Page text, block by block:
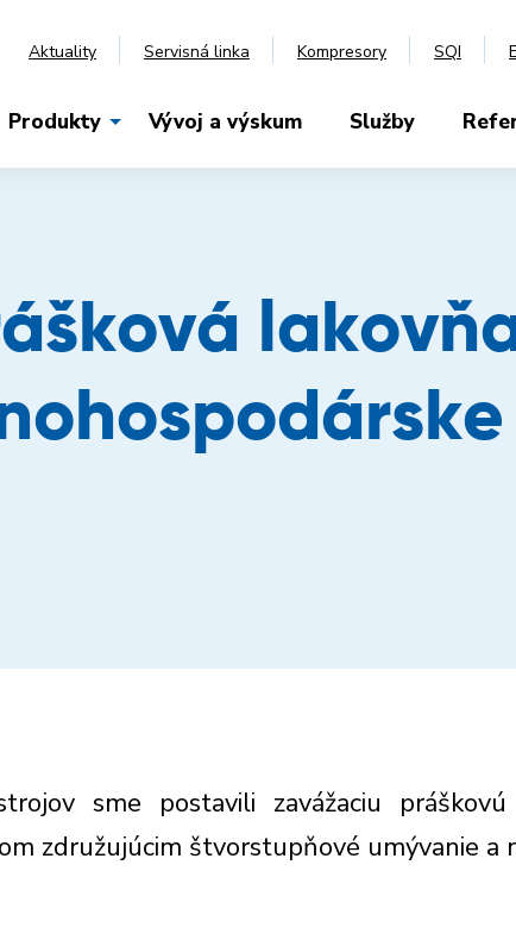
Aktuality Servisná linka Kompresory SQI
Produkty Vývoj a výskum Služby
sme postavili zavážaciu
združujúcim štvorstupňové umývanie a